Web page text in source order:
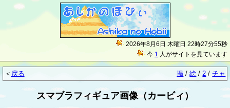
2026年8月6日 木曜日 22時27分55秒
今 1 人がサイトを見ています
＜ 戻る 掲 /絵 /2 /チャ
スマブラフィギュア画像（カービィ）